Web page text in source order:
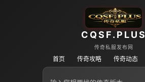
CQSF.PLUS
传奇私服发布网
首页 传奇攻略 传奇动态